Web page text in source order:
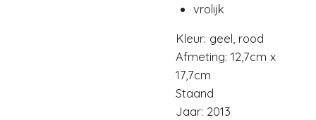
vrolijk
Kleur: geel, rood
Afmeting: 12,7cm x
17,7cm
Staand
Jaar: 2013